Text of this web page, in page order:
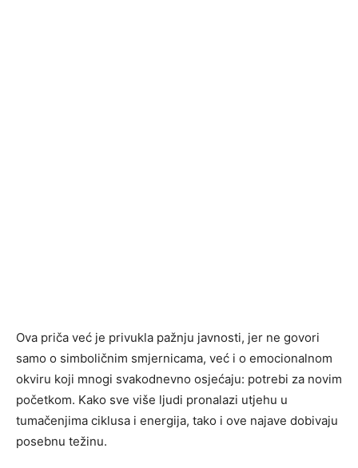
Ova priča već je privukla pažnju javnosti, jer ne govori
samo o simboličnim smjernicama, već i o emocionalnom
okviru koji mnogi svakodnevno osjećaju: potrebi za novim
početkom. Kako sve više ljudi pronalazi utjehu u
tumačenjima ciklusa i energija, tako i ove najave dobivaju
posebnu težinu.